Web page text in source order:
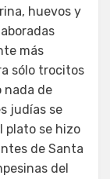
huevos y
más
sólo trocitos
nada de
judías se
plato se hizo
de Santa
del